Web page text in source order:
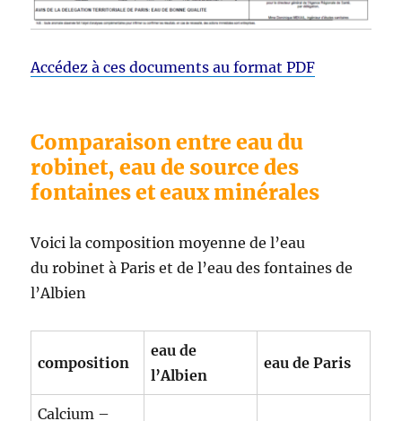
Accédez à ces documents au format PDF
Comparaison entre eau du
robinet, eau de source des
fontaines et eaux minérales
Voici la composition moyenne de l’eau
du robinet à Paris et de l’eau des fontaines de
l’Albien
composition
eau de
l’Albien
eau de Paris
Calcium –